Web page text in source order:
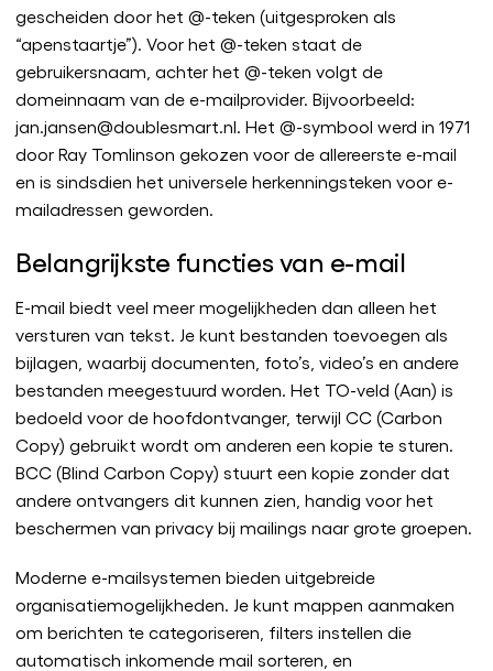
gescheiden door het @-teken (uitgesproken als
“apenstaartje”). Voor het @-teken staat de
gebruikersnaam, achter het @-teken volgt de
domeinnaam van de e-mailprovider. Bijvoorbeeld:
jan.jansen@doublesmart.nl. Het @-symbool werd in 1971
door Ray Tomlinson gekozen voor de allereerste e-mail
en is sindsdien het universele herkenningsteken voor e-
mailadressen geworden.
Belangrijkste functies van e-mail
E-mail biedt veel meer mogelijkheden dan alleen het
versturen van tekst. Je kunt bestanden toevoegen als
bijlagen, waarbij documenten, foto’s, video’s en andere
bestanden meegestuurd worden. Het TO-veld (Aan) is
bedoeld voor de hoofdontvanger, terwijl CC (Carbon
Copy) gebruikt wordt om anderen een kopie te sturen.
BCC (Blind Carbon Copy) stuurt een kopie zonder dat
andere ontvangers dit kunnen zien, handig voor het
beschermen van privacy bij mailings naar grote groepen.
Moderne e-mailsystemen bieden uitgebreide
organisatiemogelijkheden. Je kunt mappen aanmaken
om berichten te categoriseren, filters instellen die
automatisch inkomende mail sorteren, en